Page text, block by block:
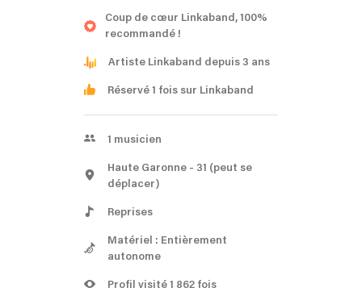
Coup de cœur Linkaband, 100%
recommandé !
Artiste Linkaband depuis 3 ans
Réservé 1 fois sur Linkaband
1 musicien
Haute Garonne - 31 (peut se
déplacer)
Reprises
Matériel : Entièrement
autonome
Profil visité 1 862 fois